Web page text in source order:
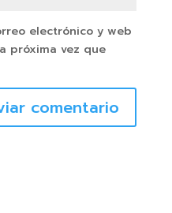
electrónico y web
próxima vez que
comentario